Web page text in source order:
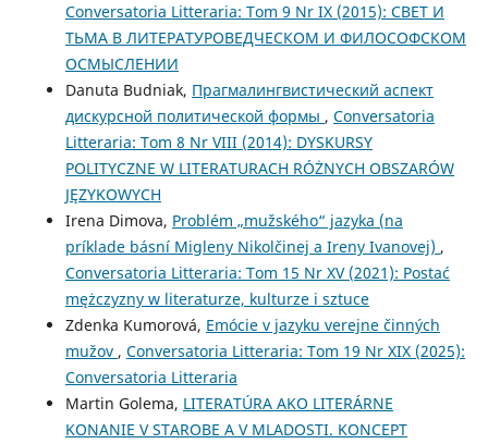
Conversatoria Litteraria: Tom 9 Nr IX (2015): СВЕТ И
ТЬМА В ЛИТЕРАТУРОВЕДЧЕСКОМ И ФИЛОСОФСКОМ
ОСМЫСЛЕНИИ
Danuta Budniak, Прагмалингвистический аспект
дискурсной политической формы , Conversatoria
Litteraria: Tom 8 Nr VIII (2014): DYSKURSY
POLITYCZNE W LITERATURACH RÓŻNYCH OBSZARÓW
JĘZYKOWYCH
Irena Dimova, Problém „mužského“ jazyka (na
príklade básní Migleny Nikolčinej a Ireny Ivanovej) ,
Conversatoria Litteraria: Tom 15 Nr XV (2021): Postać
mężczyzny w literaturze, kulturze i sztuce
Zdenka Kumorová, Emócie v jazyku verejne činných
mužov , Conversatoria Litteraria: Tom 19 Nr XIX (2025):
Conversatoria Litteraria
Martin Golema, LITERATÚRA AKO LITERÁRNE
KONANIE V STAROBE A V MLADOSTI. KONCEPT